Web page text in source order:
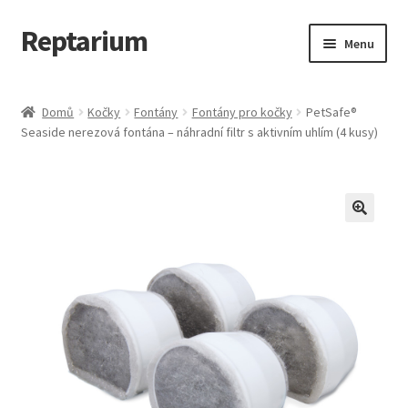
Přeskočit
na
Přejít
k
webu
Reptarium Menu
Košík
Pokladna
Vše pro kočky
Domů Kočky Fontány Fontány pro kočky
PetSafe®
Seaside nerezová fontána – náhradní filtr s aktivním uhlím (4 kusy)